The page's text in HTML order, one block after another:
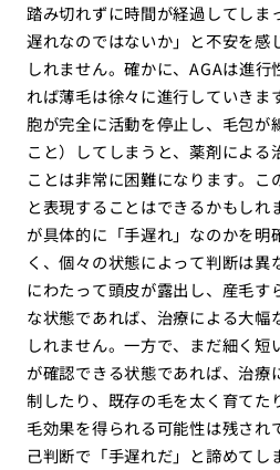
踏み切れずに時間が経過してしま
遅れなのではないか」と不安を感
しれません。確かに、AGAは進
れば薄毛は徐々に進行していきま
胞が完全に活動を停止し、毛包が
こと）してしまうと、薬剤によ
ことは非常に困難になります。こ
と表現することはできるかもし
が具体的に「手遅れ」なのかを明
く、個々の状態によって判断は
にわたって頭皮が露出し、産毛す
な状態であれば、治療による大幅
しれません。一方で、まだ細く
が確認できる状態であれば、治療
制したり、既存の毛を太く育てた
毛効果を得られる可能性は残され
己判断で「手遅れだ」と諦めて